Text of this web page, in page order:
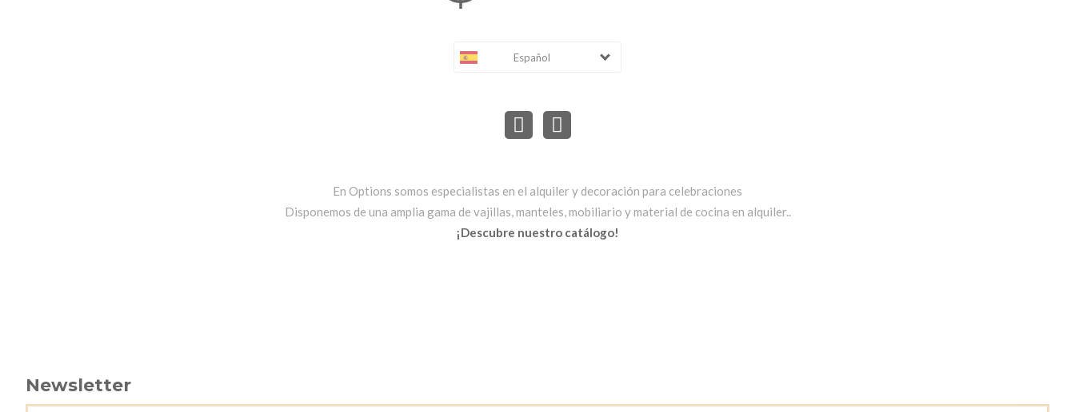
Español
En Options somos especialistas en el alquiler y decoración para celebraciones
Disponemos de una amplia gama de vajillas, manteles, mobiliario y material de cocina en alquiler..
¡Descubre nuestro catálogo!
Newsletter